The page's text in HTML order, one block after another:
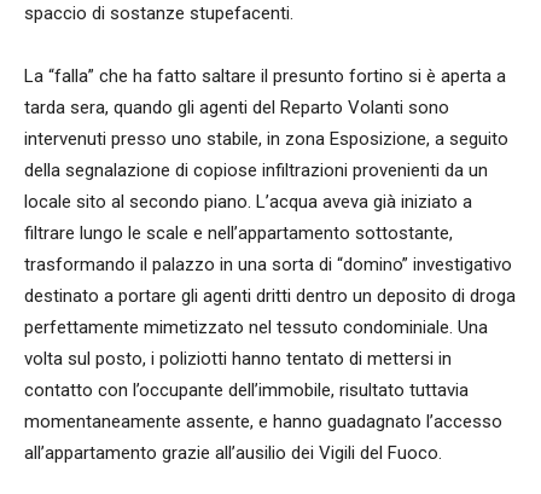
spaccio di sostanze stupefacenti.
La “falla” che ha fatto saltare il presunto fortino si è aperta a
tarda sera, quando gli agenti del Reparto Volanti sono
intervenuti presso uno stabile, in zona Esposizione, a seguito
della segnalazione di copiose infiltrazioni provenienti da un
locale sito al secondo piano. L’acqua aveva già iniziato a
filtrare lungo le scale e nell’appartamento sottostante,
trasformando il palazzo in una sorta di “domino” investigativo
destinato a portare gli agenti dritti dentro un deposito di droga
perfettamente mimetizzato nel tessuto condominiale. Una
volta sul posto, i poliziotti hanno tentato di mettersi in
contatto con l’occupante dell’immobile, risultato tuttavia
momentaneamente assente, e hanno guadagnato l’accesso
all’appartamento grazie all’ausilio dei Vigili del Fuoco.